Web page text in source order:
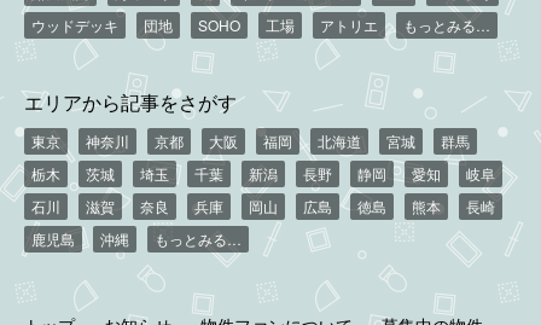
ウッドデッキ
団地 SOHO 工場 アトリエ もっとみる…
エリアから記事をさがす
東京 神奈川 京都 大阪 福岡 北海道 宮城
群馬
栃木
茨城 埼玉 千葉 新潟 長野 静岡 愛知
岐阜
石川
滋賀 奈良 兵庫 岡山 広島 徳島 熊本
長崎
鹿児島
沖縄 もっとみる…